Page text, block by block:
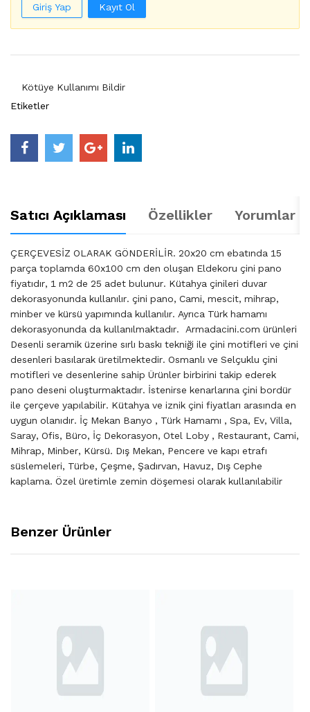
Giriş Yap Kayıt Ol
Kötüye Kullanımı Bildir
Etiketler
Satıcı Açıklaması Özellikler Yorumlar
ÇERÇEVESİZ OLARAK GÖNDERİLİR. 20x20 cm ebatında 15
parça toplamda 60x100 cm den oluşan Eldekoru çini pano
fiyatıdır, 1 m2 de 25 adet bulunur. Kütahya çinileri duvar
dekorasyonunda kullanılır. çini pano, Cami, mescit, mihrap,
minber ve kürsü yapımında kullanılır. Ayrıca Türk hamamı
dekorasyonunda da kullanılmaktadır. Armadacini.com ürünleri
Desenli seramik üzerine sırlı baskı tekniği ile çini motifleri ve çini
desenleri basılarak üretilmektedir. Osmanlı ve Selçuklu çini
motifleri ve desenlerine sahip Ürünler birbirini takip ederek
pano deseni oluşturmaktadır. İstenirse kenarlarına çini bordür
ile çerçeve yapılabilir. Kütahya ve iznik çini fiyatları arasında en
uygun olanıdır. İç Mekan Banyo , Türk Hamamı , Spa, Ev, Villa,
Saray, Ofis, Büro, İç Dekorasyon, Otel Loby , Restaurant, Cami,
Mihrap, Minber, Kürsü. Dış Mekan, Pencere ve kapı etrafı
süslemeleri, Türbe, Çeşme, Şadırvan, Havuz, Dış Cephe
kaplama. Özel üretimle zemin döşemesi olarak kullanılabilir
Benzer Ürünler